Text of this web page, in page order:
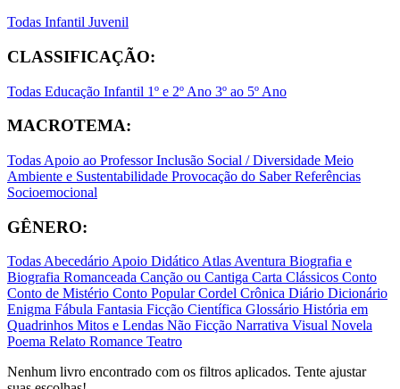
Todas Infantil Juvenil
CLASSIFICAÇÃO:
Todas Educação Infantil 1º e 2º Ano 3º ao 5º Ano
MACROTEMA:
Todas Apoio ao ProfessorInclusão Social / Diversidade Meio
Ambiente e Sustentabilidade Provocação do SaberReferências
Socioemocional
GÊNERO:
TodasAbecedárioApoio DidáticoAtlasAventura Biografia e
Biografia Romanceada Canção ou Cantiga Carta Clássicos Conto
Conto de Mistério Conto PopularCordel Crônica Diário Dicionário
Enigma Fábula Fantasia Ficção Científica Glossário História em
Quadrinhos Mitos e Lendas Não Ficção Narrativa Visual Novela
Poema Relato Romance Teatro
Nenhum livro encontrado com os filtros aplicados. Tente ajustar